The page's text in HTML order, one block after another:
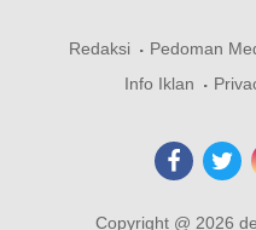
Redaksi Pedoman
Info Iklan
Copyright @ 2026